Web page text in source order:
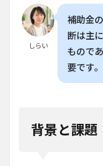
しらい
補助金
断は主
もので
要です。
背景と課題